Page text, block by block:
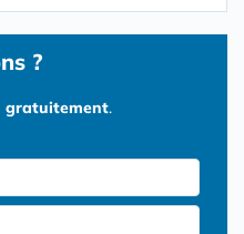
?
gratuitement.